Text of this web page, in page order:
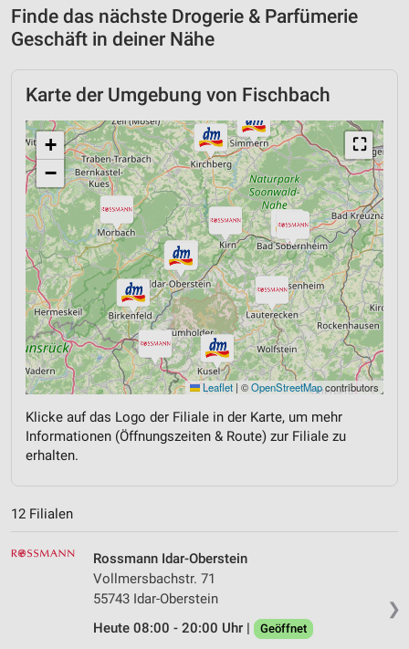
Finde das nächste Drogerie & Parfümerie
Geschäft in deiner Nähe
Karte der Umgebung von Fischbach
⛶
+
−
Leaflet | ©OpenStreetMapcontributors
Klicke auf das Logo der Filiale in der Karte, um mehr
Informationen (Öffnungszeiten & Route) zur Filiale zu
erhalten.
12 Filialen
❯
Rossmann Idar-Oberstein
Vollmersbachstr. 71
55743 Idar-Oberstein
Heute 08:00 - 20:00 Uhr |
Geöffnet